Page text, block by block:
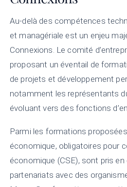
Au-delà des compétences
et managériale est un enjeu
Connexions. Le comité
proposant un éventail de
de projets et développement
notamment les représentants
évoluant vers des fonctions
Parmi les formations
économique, obligatoires pour
économique (CSE), sont pris
partenariats avec des